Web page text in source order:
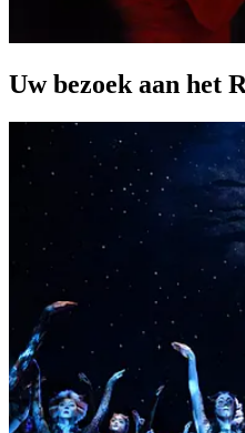
Uw bezoek aan het